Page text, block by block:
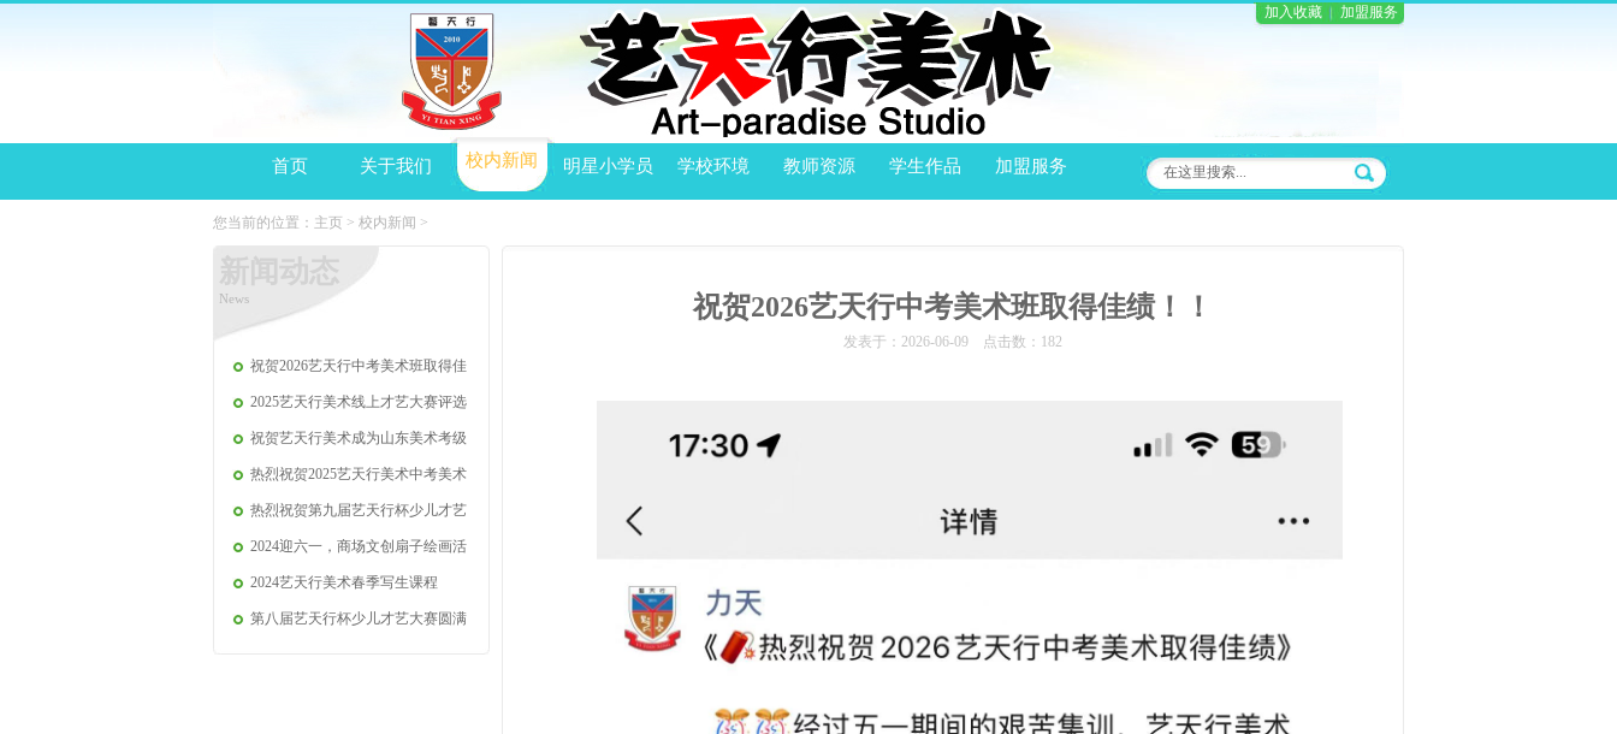
加入收藏 加盟服务
首页 关于我们 校内新闻 明星小学员 学校环境 教师资源 学生作品 加盟服务
您当前的位置： 主页 > 校内新闻 >
News
祝贺2026艺天行中考美术班取得佳
2025艺天行美术线上才艺大赛评选
祝贺艺天行美术成为山东美术考级
热烈祝贺2025艺天行美术中考美术
热烈祝贺第九届艺天行杯少儿才艺
2024迎六一，商场文创扇子绘画活
2024艺天行美术春季写生课程
第八届艺天行杯少儿才艺大赛圆满
祝贺2026艺天行中考美术班取得佳绩！！
发表于：2026-06-09 点击数： 182